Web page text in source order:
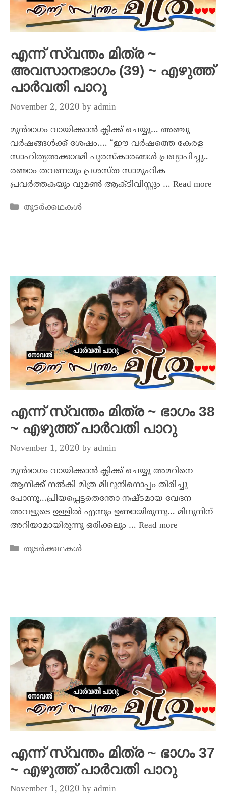
എന്ന് സ്വന്തം മിത്ര ~
അവസാനഭാഗം (39) ~ എഴുത്ത്
പാർവതി പാറു
November 2, 2020 by admin
മുൻഭാഗം വായിക്കാൻ ക്ലിക്ക് ചെയ്യൂ… അഞ്ചു
വർഷങ്ങൾക്ക് ശേഷം…. “ഈ വർഷത്തെ കേരള
സാഹിത്യഅക്കാദമി പുരസ്‌കാരങ്ങൾ പ്രഖ്യാപിച്ചു..
രണ്ടാം തവണയും പ്രശസ്ത സാമൂഹിക
പ്രവർത്തകയും വുമൺ ആക്ടിവിസ്റ്റും … Read more
തുടർക്കഥകൾ
എന്ന് സ്വന്തം മിത്ര ~ ഭാഗം 38
~ എഴുത്ത് പാർവതി പാറു
November 1, 2020 by admin
മുൻഭാഗം വായിക്കാൻ ക്ലിക്ക് ചെയ്യൂ അമറിനെ
ആനിക്ക് നൽകി മിത്ര മിഥുനിനൊപ്പം തിരിച്ചു
പോന്നൂ…പ്രിയപ്പെട്ടതെന്തോ നഷ്ടമായ വേദന
അവളുടെ ഉള്ളിൽ എന്നും ഉണ്ടായിരുന്നു… മിഥുനിന്
അറിയാമായിരുന്നു ഒരിക്കലും … Read more
തുടർക്കഥകൾ
എന്ന് സ്വന്തം മിത്ര ~ ഭാഗം 37
~ എഴുത്ത് പാർവതി പാറു
November 1, 2020 by admin